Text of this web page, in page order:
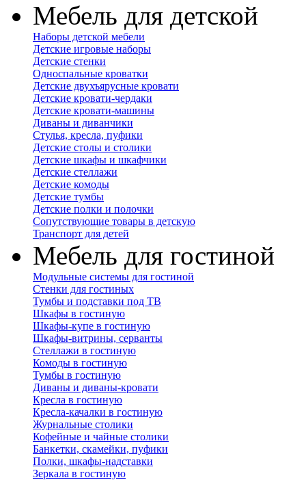
Мебель для детской
Наборы детской мебели
Детские игровые наборы
Детские стенки
Односпальные кроватки
Детские двухъярусные кровати
Детские кровати-чердаки
Детские кровати-машины
Диваны и диванчики
Стулья, кресла, пуфики
Детские столы и столики
Детские шкафы и шкафчики
Детские стеллажи
Детские комоды
Детские тумбы
Детские полки и полочки
Сопутствующие товары в детскую
Транспорт для детей
Мебель для гостиной
Модульные системы для гостиной
Стенки для гостиных
Тумбы и подставки под ТВ
Шкафы в гостиную
Шкафы-купе в гостиную
Шкафы-витрины, серванты
Стеллажи в гостиную
Комоды в гостиную
Тумбы в гостиную
Диваны и диваны-кровати
Кресла в гостиную
Кресла-качалки в гостиную
Журнальные столики
Кофейные и чайные столики
Банкетки, скамейки, пуфики
Полки, шкафы-надставки
Зеркала в гостиную